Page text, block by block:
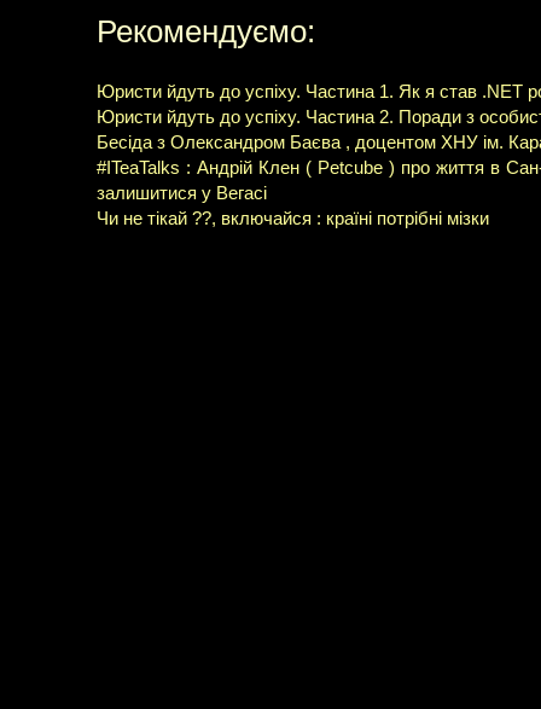
Рекомендуємо:
Юристи йдуть до успіху. Частина 1. Як я став .NET
Юристи йдуть до успіху. Частина 2. Поради з
Бесіда з Олександром Баєва , доцентом ХНУ ім.
#ITeaTalks : Андрій Клен ( Petcube ) про життя в
залишитися у Вегасі
Чи не тікай ??, включайся : країні потрібні мізки